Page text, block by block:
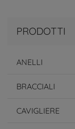
PRODOTTI
ANELLI
BRACCIALI
CAVIGLIERE